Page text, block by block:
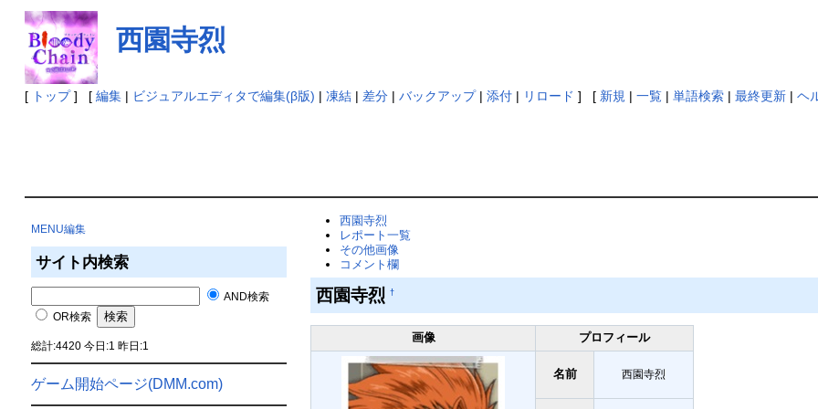
西園寺烈
[ トップ] [ 編集| ビジュアルエディタで編集(β版) | 凍結| 差分| バックアップ| 添付| リロード ] [ 新規 | 一覧| 単語検索| 最終更新| ヘ
MENU編集
サイト内検索
AND検索
OR検索
総計:4420 今日:1 昨日:1
ゲーム開始ページ(DMM.com)
西園寺烈
レポート一覧
その他画像
コメント欄
西園寺烈†
画像 プロフィール
名前 西園寺烈